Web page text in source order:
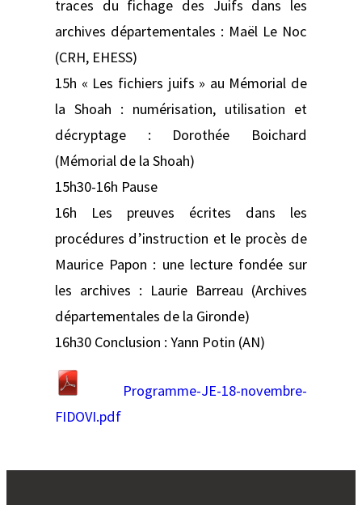
traces du fichage des Juifs dans les
archives départementales : Maël Le Noc
(CRH, EHESS)
15h « Les fichiers juifs » au Mémorial de
la Shoah : numérisation, utilisation et
décryptage : Dorothée Boichard
(Mémorial de la Shoah)
15h30-16h Pause
16h Les preuves écrites dans les
procédures d’instruction et le procès de
Maurice Papon : une lecture fondée sur
les archives : Laurie Barreau (Archives
départementales de la Gironde)
16h30 Conclusion : Yann Potin (AN)
Programme-JE-18-novembre-
FIDOVI.pdf